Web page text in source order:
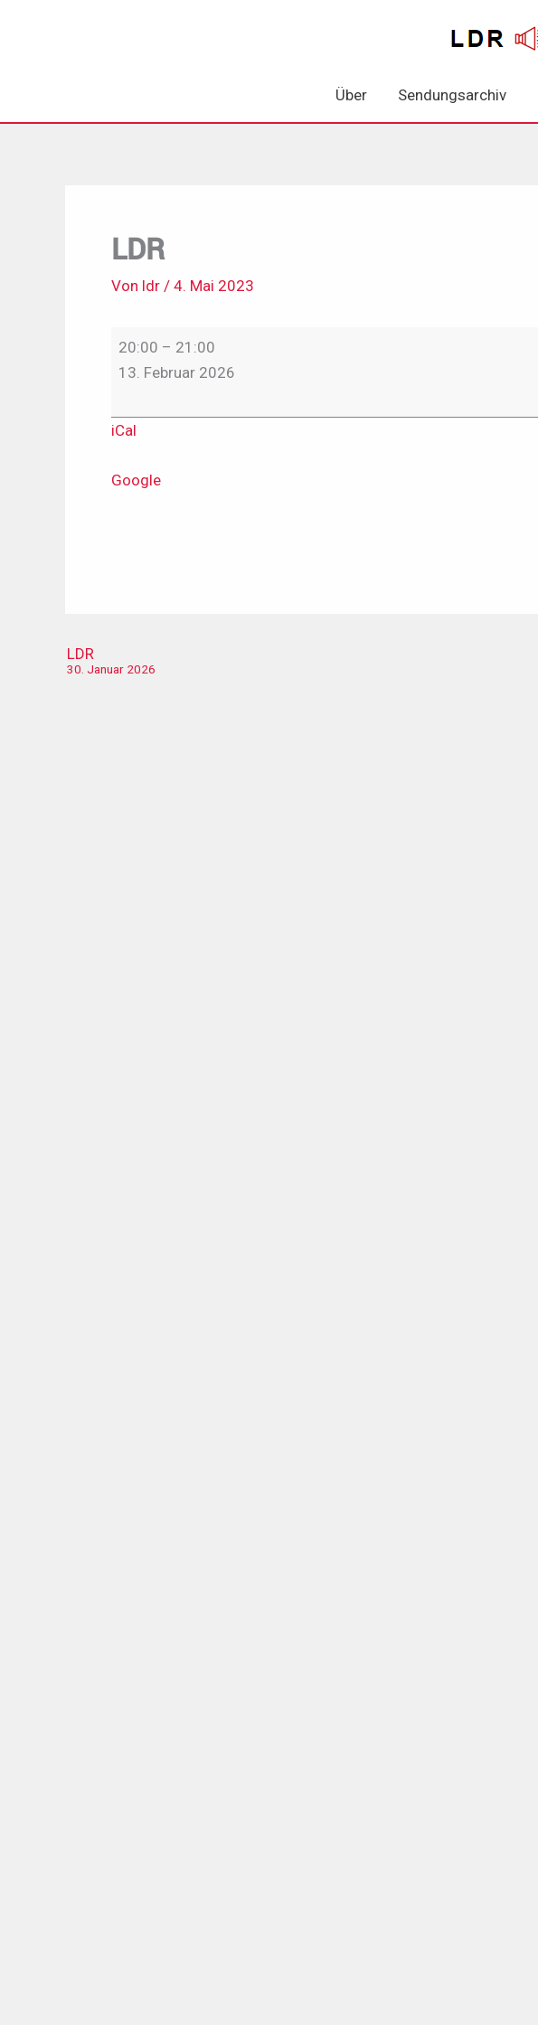
Über Sendungsarchiv
LDR
Von ldr / 4. Mai 2023
LDR
20:00 – 21:00
13. Februar 2026
iCal
Google
LDR
30. Januar 2026